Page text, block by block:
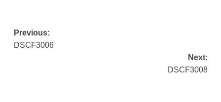
Post
navigation
Previous:
DSCF3006
Next:
DSCF3008